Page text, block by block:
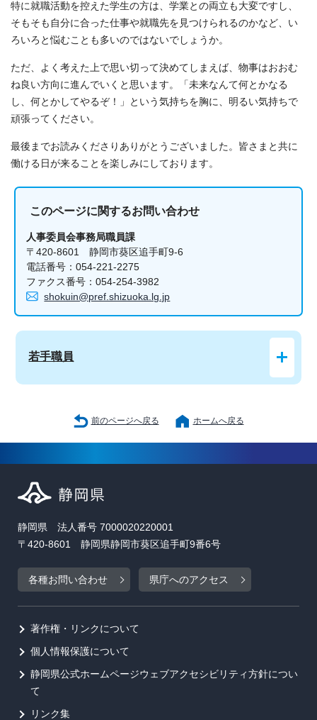
特に就職活動を控えた学生の方は、学業との両立も大変ですし、
そもそも自分に合った仕事や就職先を見つけられるのかなど、い
ろいろと悩むことも多いのではないでしょうか。
ただ、よく考えた上で思い切って決めてしまえば、物事はおおむ
ね良い方向に進んでいくと思います。「未来なんて何とかなる
し、何とかしてやるぞ！」という気持ちを胸に、明るい気持ちで
頑張ってください。
最後までお読みくださりありがとうございました。皆さまと共に
働ける日が来ることを楽しみにしております。
このページに関するお問い合わせ
人事委員会事務局職員課
〒420-8601 静岡市葵区追手町9-6
電話番号：054-221-2275
ファクス番号：054-254-3982
shokuin@pref.shizuoka.lg.jp
若手職員
前のページへ戻る ホームへ戻る
静岡県 法人番号 7000020220001
〒420-8601 静岡県静岡市葵区追手町9番6号
各種お問い合わせ 県庁へのアクセス
著作権・リンクについて
個人情報保護について
静岡県公式ホームページウェブアクセシビリティ方針につい
て
リンク集